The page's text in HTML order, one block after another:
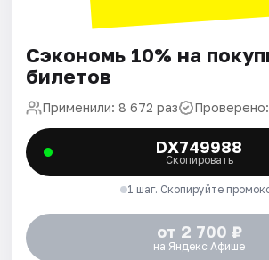
Сэкономь 10% на
билетов
Применили: 8 672 раз
DX749988
Скопировать
1 шаг. Скопируйте
от 2 700 ₽
на Яндекс Афише